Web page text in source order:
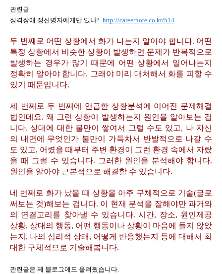
관련글
성격장애 정신병자에게만 있나? http://careernote.co.kr/514
두 번째로 어떤 상황에서 화가 나는지 알아야 합니다. 어떤
특정 상황에서 비슷한 상황이 발생하면 문제가 반복적으로
발생하는 경우가 많기 때문에 어떤 상황에서 일어나는지
정확히 알아야 합니다. 그래야 미리 대처해서 화를 피할 수
있기 때문입니다.
세 번째로 두 번째에 언급한 상황분석에 이어진 문제해결
법인데요. 왜 그런 상황이 발생하는지 원인을 알아보는 겁
니다. 상대에 대한 불만이 쌓여서 그럴 수도 있고, 나 자신
의 내면에 무엇인가 불만이 가득차서 반발적으로 나갈 수
도 있고, 어렸을 때부터 주변 환경이 그런 환경 속에서 자랐
을 때 그럴 수 있습니다. 그러한 원인을 분석해야 합니다.
원인을 알아야 근본적으로 해결할 수 있습니다.
네 번째로 화가 났을 때 상황을 아주 구체적으로 기술(글로
써보는 것)해보는 겁니다. 이 현재 분석을 잘해야만 과거와
의 연결고리를 찾아낼 수 있습니다. 시간, 장소, 원인제공
상황, 상대의 행동, 어떤 행동이나 상황이 마음에 들지 않았
는지, 나의 심리적 상태, 어떻게 반응했는지 등에 대해서 최
대한 구체적으로 기술해봅니다.
관련글은 제 블로그에도 올려뒀습니다.